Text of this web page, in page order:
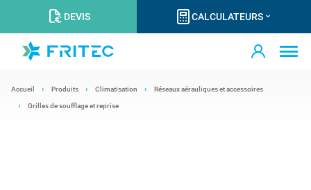
DEVIS CALCULATEURS
Accueil Produits Climatisation Réseaux aérauliques et accessoires
Grilles de soufflage et reprise